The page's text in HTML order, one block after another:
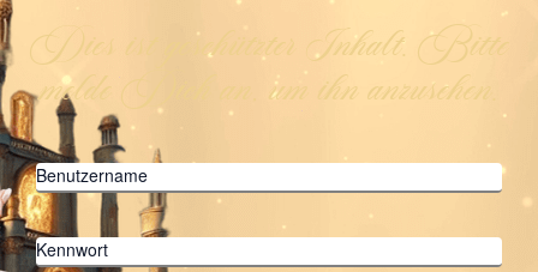
Dies ist geschützter Inhalt. Bitte
melde Dich an, um ihn anzusehen.
Benutzername
Kennwort